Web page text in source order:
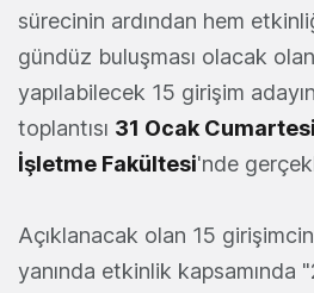
sürecinin ardından hem
gündüz buluşması olacak
yapılabilecek 15 girişim
toplantısı 31 Ocak Cumartesi
İşletme Fakültesi'nde
Açıklanacak olan 15
yanında etkinlik kapsamında